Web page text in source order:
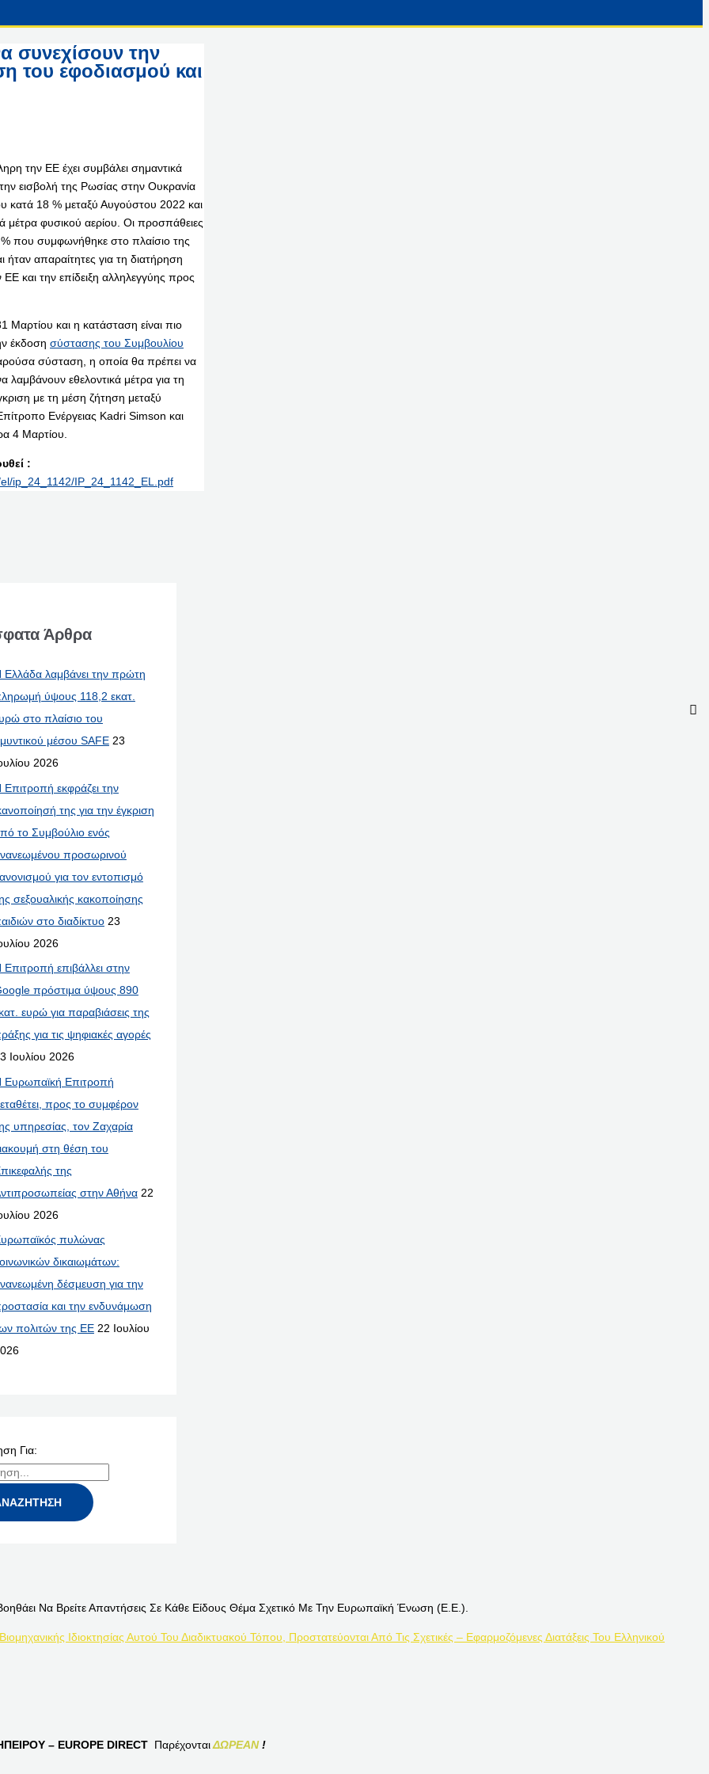
συνεχίσουν την
του εφοδιασμού και
την ΕΕ έχει συμβάλει σημαντικά
εισβολή της Ρωσίας στην Ουκρανία
κατά 18 % μεταξύ Αυγούστου 2022 και
μέτρα φυσικού αερίου. Οι προσπάθειες
% που συμφωνήθηκε στο πλαίσιο της
ήταν απαραίτητες για τη διατήρηση
και την επίδειξη αλληλεγγύης προς
Μαρτίου και η κατάσταση είναι πιο
έκδοση σύστασης του Συμβουλίου
σύσταση, η οποία θα πρέπει να
λαμβάνουν εθελοντικά μέτρα για τη
με τη μέση ζήτηση μεταξύ
Ενέργειας Kadri Simson και
4 Μαρτίου.
:
ip_24_1142/IP_24_1142_EL.pdf
Άρθρα
Ελλάδα λαμβάνει την πρώτη
ύψους 118,2 εκατ.
στο πλαίσιο του
μέσου SAFE 23
2026
Επιτροπή εκφράζει την
της για την έγκριση
το Συμβούλιο ενός
προσωρινού
για τον εντοπισμό
σεξουαλικής κακοποίησης
στο διαδίκτυο 23
2026
Επιτροπή επιβάλλει στην
πρόστιμα ύψους 890
ευρώ για παραβιάσεις της
για τις ψηφιακές αγορές
Ιουλίου 2026
Ευρωπαϊκή Επιτροπή
προς το συμφέρον
υπηρεσίας, τον Ζαχαρία
στη θέση του
της
στην Αθήνα 22
2026
πυλώνας
δικαιωμάτων:
δέσμευση για την
και την ενδυνάμωση
πολιτών της ΕΕ 22 Ιουλίου
Για:
Να Βρείτε Απαντήσεις Σε Κάθε Είδους Θέμα Σχετικό Με Την Ευρωπαϊκή Ένωση (Ε.Ε.).
Ιδιοκτησίας Αυτού Του Διαδικτυακού Τόπου, Προστατεύονται Από Τις Σχετικές – Εφαρμοζόμενες Διατάξεις Του Ελληνικού
– EUROPE DIRECT ΠαρέχονταιΔΩΡΕΑΝ!